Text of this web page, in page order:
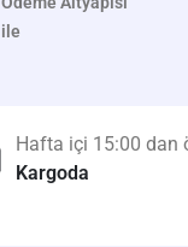
ile
Hafta içi 15:00 dan
Kargoda